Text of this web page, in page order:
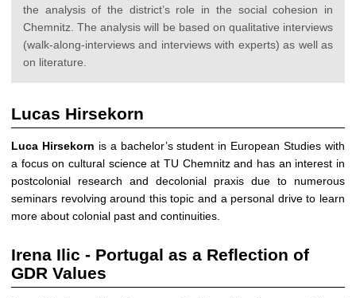
the analysis of the district’s role in the social cohesion in
Chemnitz. The analysis will be based on qualitative interviews
(walk-along-interviews and interviews with experts) as well as
on literature.
Lucas Hirsekorn
Luca Hirsekorn is a bachelor’s student in European Studies with
a focus on cultural science at TU Chemnitz and has an interest in
postcolonial research and decolonial praxis due to numerous
seminars revolving around this topic and a personal drive to learn
more about colonial past and continuities.
Irena Ilic - Portugal as a Reflection of
GDR Values